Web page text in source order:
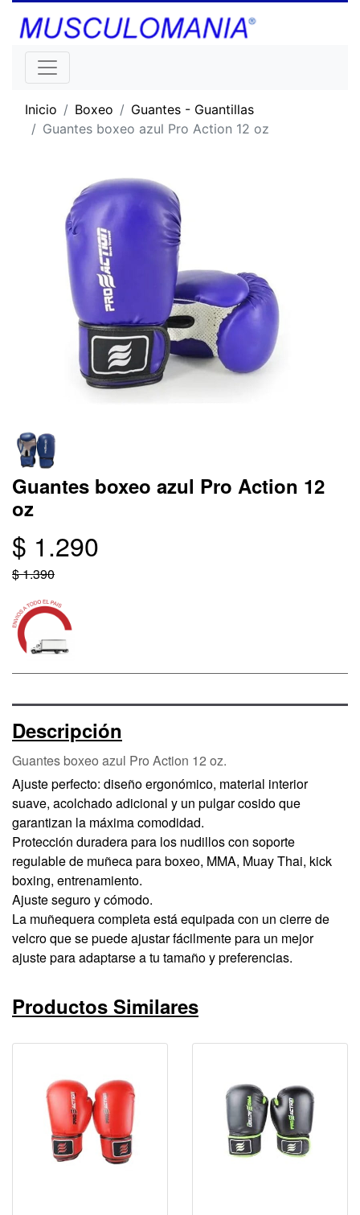
Inicio Boxeo
Guantes - Guantillas
Guantes boxeo azul Pro Action 12 oz
Guantes boxeo azul Pro Action 12
oz
$ 1.290
$ 1.390
Descripción
Guantes boxeo azul Pro Action 12 oz.
Ajuste perfecto: diseño ergonómico, material interior
suave, acolchado adicional y un pulgar cosido que
garantizan la máxima comodidad.
Protección duradera para los nudillos con soporte
regulable de muñeca para boxeo, MMA, Muay Thai, kick
boxing, entrenamiento.
Ajuste seguro y cómodo.
La muñequera completa está equipada con un cierre de
velcro que se puede ajustar fácilmente para un mejor
ajuste para adaptarse a tu tamaño y preferencias.
Productos Similares